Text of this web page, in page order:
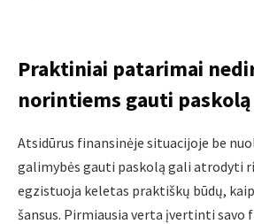
Praktiniai patarimai
norintiems gauti paskolą
Atsidūrus finansinėje situacijoje be
galimybės gauti paskolą gali atrodyti
egzistuoja keletas praktiškų būdų,
šansus. Pirmiausia verta įvertinti savo